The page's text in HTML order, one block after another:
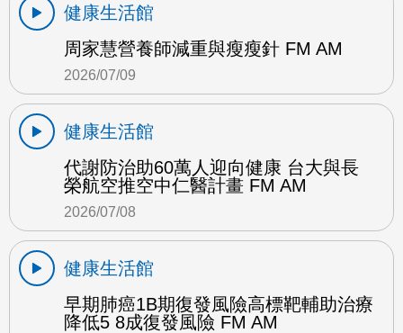
健康生活館
周家慧營養師減重與瘦瘦針 FM AM
2026/07/09
健康生活館
代謝防治助60萬人迎向健康 台大與長
榮航空推空中仁醫計畫 FM AM
2026/07/08
健康生活館
早期肺癌1B期復發風險高標靶輔助治療
降低5 8成復發風險 FM AM